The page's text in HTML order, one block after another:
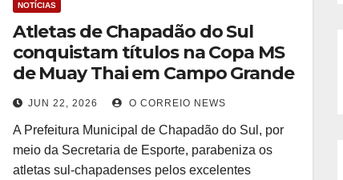
NOTÍCIAS
Atletas de Chapadão do Sul
conquistam títulos na Copa MS
de Muay Thai em Campo Grande
JUN 22, 2026 O CORREIO NEWS
A Prefeitura Municipal de Chapadão do Sul, por
meio da Secretaria de Esporte, parabeniza os
atletas sul-chapadenses pelos excelentes